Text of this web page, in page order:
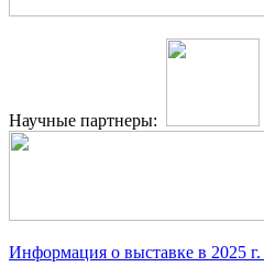
Научные партнеры:
Информация о выставке в 2025 г.